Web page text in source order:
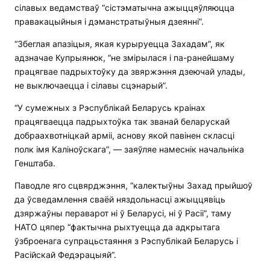
сілавых ведамстваў “сістэматычна ажыццяўляюцца
правакацыйныя і дэманстратыўныя дзеянні”.
“Збеглая апазіцыя, якая курыруецца Захадам”, як
адзначае Купрыянюк, “не змірылася і па-ранейшаму
працягвае падрыхтоўку да звяржэння дзеючай улады,
не выключаецца і сілавы сцэнарый”.
“У сумежных з Рэспублікай Беларусь краінах
працягваецца падрыхтоўка так званай беларускай
добраахвотніцкай арміі, аснову якой павінен скласці
полк імя Каліноўскага”, — заяўляе намеснік начальніка
Генштаба.
Паводле яго сцвярджэння, “калектыўны Захад прыйшоў
да ўсведамлення сваёй няздольнасці ажыццявіць
дзяржаўны пераварот ні ў Беларусі, ні ў Расіі”, таму
НАТО цяпер “фактычна рыхтуецца да адкрытага
ўзброенага супрацьстаяння з Рэспублікай Беларусь і
Расійскай Федэрацыяй”.